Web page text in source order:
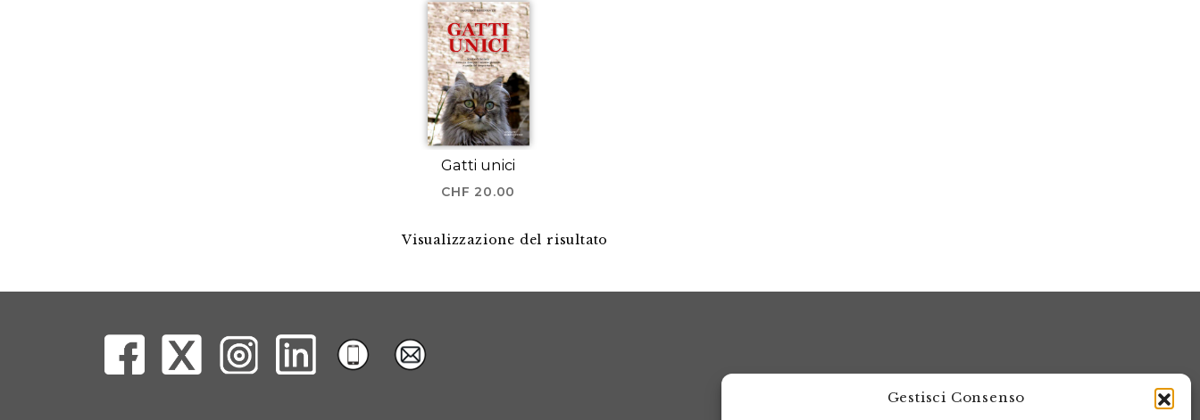
Gestisci Consenso
Gatti unici
CHF 20.00
Visualizzazione del risultato